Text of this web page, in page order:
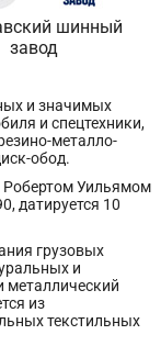
шинный
завод
и значимых
и спецтехники,
металло-
обод.
Робертом Уильямом
датируется 10
грузовых
и
металлический
из
текстильных